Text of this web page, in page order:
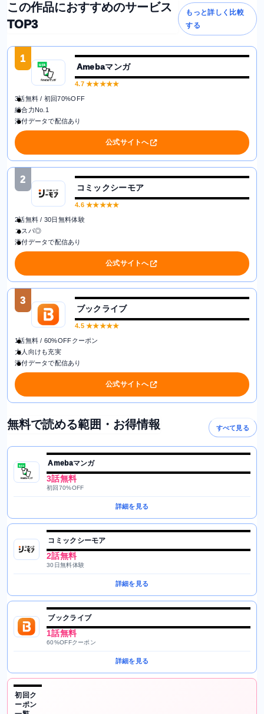
この作品におすすめのサービス
TOP3
もっと詳しく比較
する
1
Amebaマンガ
4.7★★★★★
3話無料 / 初回70%OFF
総合力No.1
添付データで配信あり
公式サイトへ
2
コミックシーモア
4.6★★★★★
2話無料 / 30日無料体験
コスパ◎
添付データで配信あり
公式サイトへ
3
ブックライブ
4.5★★★★★
1話無料 / 60%OFFクーポン
大人向けも充実
添付データで配信あり
公式サイトへ
無料で読める範囲・お得情報 すべて見る
Amebaマンガ
3話無料
初回70%OFF
詳細を見る
コミックシーモア
2話無料
30日無料体験
詳細を見る
ブックライブ
1話無料
60%OFFクーポン
詳細を見る
初回ク
ーポン